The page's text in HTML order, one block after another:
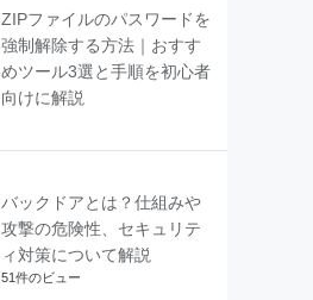
ZIPファイルのパスワードを
強制解除する方法｜おすす
めツール3選と手順を初心者
向けに解説
バックドアとは？仕組みや
攻撃の危険性、セキュリテ
ィ対策について解説
51件のビュー